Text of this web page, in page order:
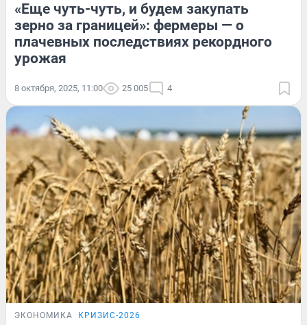
«Еще чуть-чуть, и будем закупать
зерно за границей»: фермеры — о
плачевных последствиях рекордного
урожая
8 октября, 2025, 11:00 25 005 4
ЭКОНОМИКА КРИЗИС-2026